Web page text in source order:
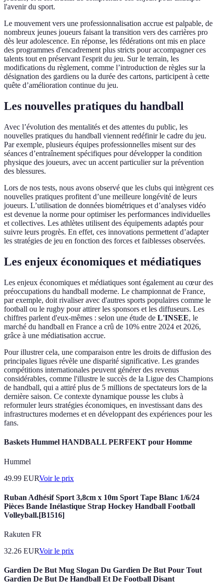
l'avenir du sport.
Le mouvement vers une professionnalisation accrue est palpable, de
nombreux jeunes joueurs faisant la transition vers des carrières pro
dès leur adolescence. En réponse, les fédérations ont mis en place
des programmes d'encadrement plus stricts pour accompagner ces
talents tout en préservant l'esprit du jeu. Sur le terrain, les
modifications du règlement, comme l’introduction de règles sur la
désignation des gardiens ou la durée des cartons, participent à cette
quête d’amélioration continue du jeu.
Les nouvelles pratiques du handball
Avec l’évolution des mentalités et des attentes du public, les
nouvelles pratiques du handball viennent redéfinir le cadre du jeu.
Par exemple, plusieurs équipes professionnelles misent sur des
séances d’entraînement spécifiques pour développer la condition
physique des joueurs, avec un accent particulier sur la prévention
des blessures.
Lors de nos tests, nous avons observé que les clubs qui intègrent ces
nouvelles pratiques profitent d’une meilleure longévité de leurs
joueurs. L’utilisation de données biométriques et d’analyses vidéo
est devenue la norme pour optimiser les performances individuelles
et collectives. Les athlètes utilisent des équipements adaptés pour
suivre leurs progrès. En effet, ces innovations permettent d’adapter
les stratégies de jeu en fonction des forces et faiblesses observées.
Les enjeux économiques et médiatiques
Les enjeux économiques et médiatiques sont également au cœur des
préoccupations du handball moderne. Le championnat de France,
par exemple, doit rivaliser avec d'autres sports populaires comme le
football ou le rugby pour attirer les sponsors et les diffuseurs. Les
chiffres parlent d'eux-mêmes : selon une étude de L'INSEE, le
marché du handball en France a crû de 10% entre 2024 et 2026,
grâce à une médiatisation accrue.
Pour illustrer cela, une comparaison entre les droits de diffusion des
principales ligues révèle une disparité significative. Les grandes
compétitions internationales peuvent générer des revenus
considérables, comme l'illustre le succès de la Ligue des Champions
de handball, qui a attiré plus de 5 millions de spectateurs lors de la
dernière saison. Ce contexte dynamique pousse les clubs à
reformuler leurs stratégies économiques, en investissant dans des
infrastructures modernes et en développant des expériences pour les
fans.
Baskets Hummel HANDBALL PERFEKT pour Homme
Hummel
49.99 EURVoir le prix
Ruban Adhésif Sport 3,8cm x 10m Sport Tape Blanc 1/6/24
Pièces Bande Inélastique Strap Hockey Handball Football
Volleyball.[B1516]
Rakuten FR
32.26 EURVoir le prix
Gardien De But Mug Slogan Du Gardien De But Pour Tout
Gardien De But De Handball Et De Football Disant